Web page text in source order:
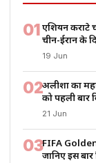
01एशियन कराटे
चीन-ईरान के
19 Jun
02अलीशा का
को पहली बार
21 Jun
03FIFA
जानिए इस